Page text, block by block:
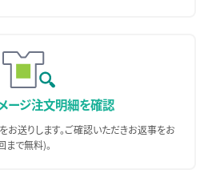
ージ注文明細を確認
送りします。ご確認いただきお返事をお
で無料)。